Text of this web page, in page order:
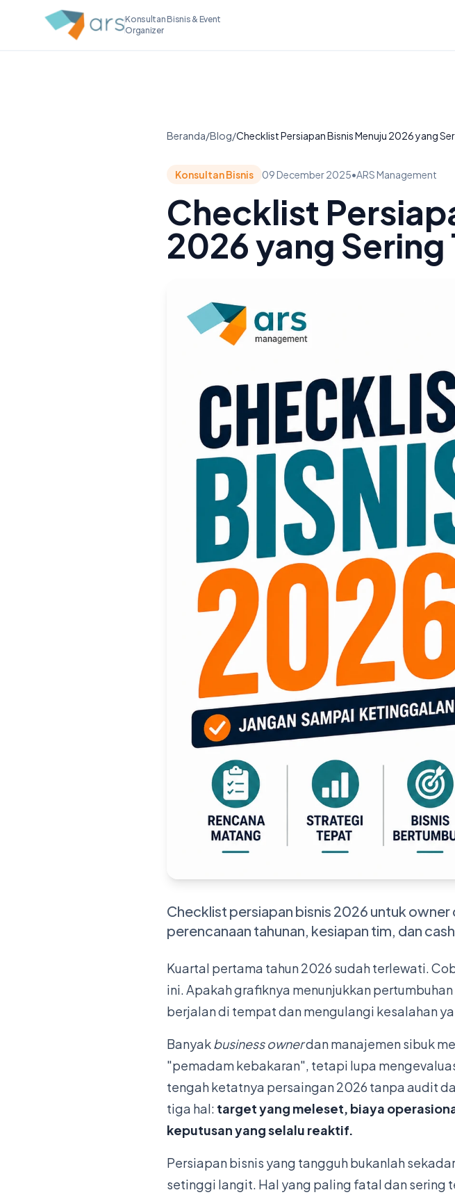
Konsultan Bisnis & Event
Organizer
Beranda/Blog/Checklist Persiapan Bisnis Menuju 2026 yang
Konsultan Bisnis 09 December 2025•ARS Management
Checklist
2026 yang
Checklist persiapan bisnis 2026 untuk owner
perencanaan tahunan, kesiapan tim, dan
Kuartal pertama tahun 2026 sudah terlewati.
ini. Apakah grafiknya menunjukkan
berjalan di tempat dan mengulangi kesalahan
Banyakbusiness ownerdan manajemen sibuk
"pemadam kebakaran", tetapi lupa
tengah ketatnya persaingan 2026 tanpa audit
tiga hal: target yang meleset, biaya
keputusan yang selalu reaktif.
Persiapan bisnis yang tangguh bukanlah
setinggi langit. Hal yang paling fatal dan sering